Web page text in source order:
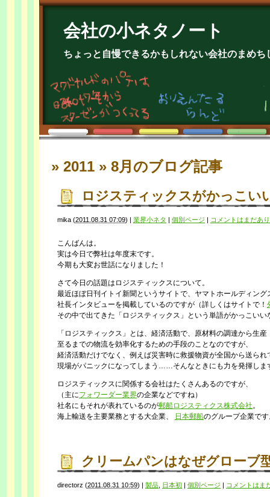
会社の小ネタノート
ちょっと自慢できるかもしれない会社のまめち
» 2011 » 8月 のブログ記事
ロジスティックスがかっこい
mika (2011.08.31 07:09) | 業界小ネタ | 個別ページ | コメントはまだあ
こんばんは。
実は今日で弊社は年度末です。
今期も大変お世話になりました！
さて今日の話題はロジスティックスについて。
最近ほぼ日刊イトイ新聞というサイトで、ヤマトホールディング
社長インタビューを掲載しているのですが（詳しくはサイトで！
その中で出てきた「ロジスティックス」という単語がかっこい
「ロジスティックス」とは、経済活動で、原材料の調達から生産
至るまでの物流を効率化するための手段のことなのですが、
経済活動だけでなく、例えば災害時に救援物資が全国から送られ
現場がパニックになってしまう……そんなときにも力を発揮しま
ロジスティックスに関係する会社はたくさんあるのですが、
（主にフォワーダー業界の企業などですね）
社名にもそれが表れているのが郵船ロジスティクス株式会社。
海上輸送を主要業務とする大企業、
日本郵船のグループ企業で
クリームパンはなぜグローブ
directorz (2011.08.31 10:59) | 製品 日本初 | 個別ページ | コメントはま